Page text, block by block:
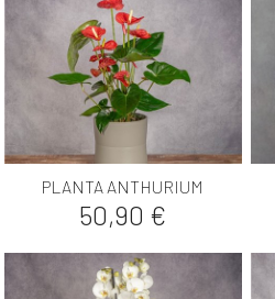
PLANTA ANTHURIUM
Precio
50,90 €